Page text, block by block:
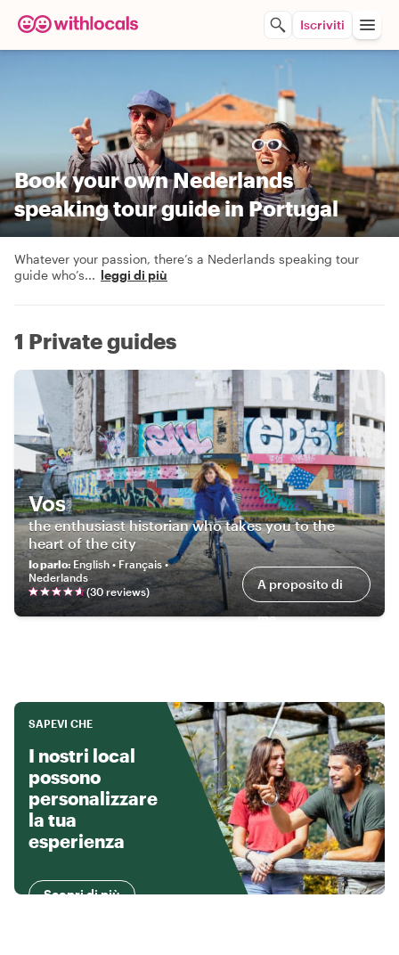
Iscriviti
Book your own Nederlands
speaking tour guide in Portugal
Whatever your passion, there’s a Nederlands speaking tour
guide who’s... leggi di più
1 Private guides
Vos
the enthusiast historian who takes you to the
heart of the city
Io parlo: English • Français •
Nederlands
(30 reviews) A proposito di
me
SAPEVI CHE
I nostri local
possono
personalizzare
la tua
esperienza
Scopri di più